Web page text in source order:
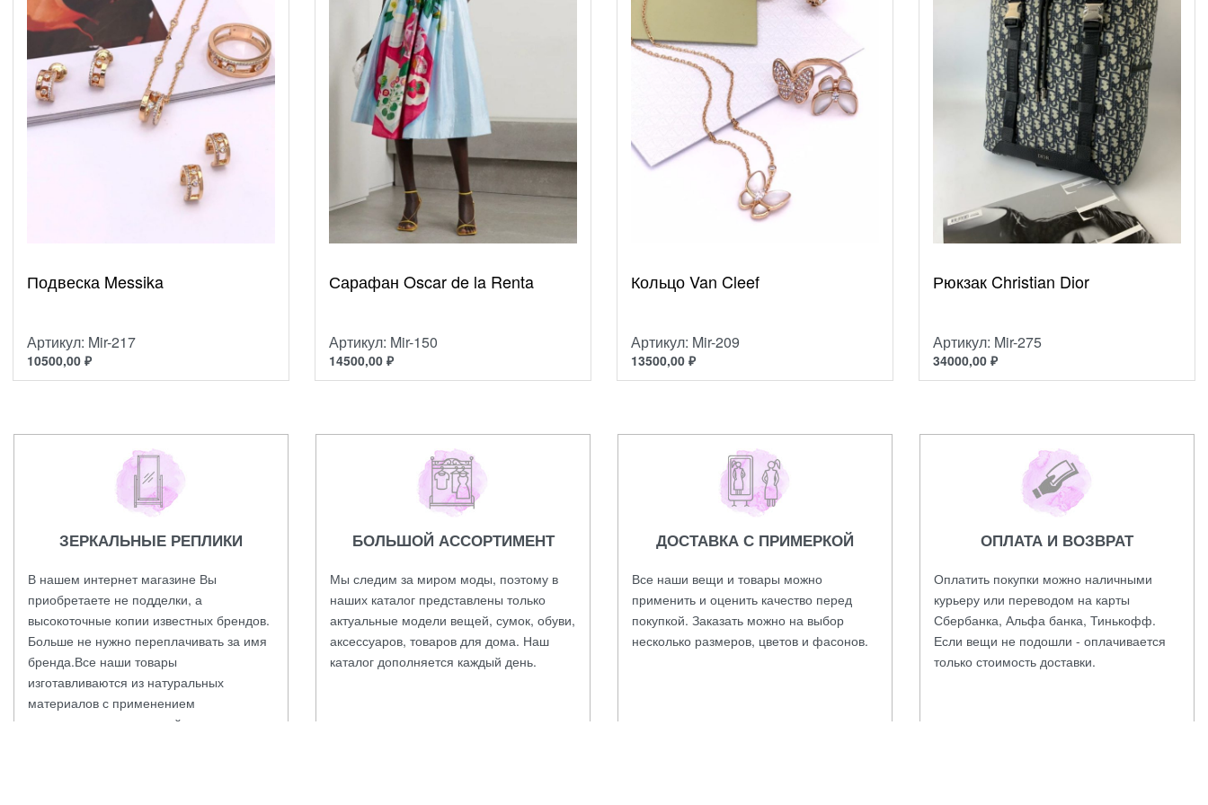
Подвеска Messika
Артикул: Mir-217
10500,00 ₽
Сарафан Oscar de la Renta
Артикул: Mir-150
14500,00 ₽
Кольцо Van Cleef
Артикул: Mir-209
13500,00 ₽
Рюкзак Christian Dior
Артикул: Mir-275
34000,00 ₽
ЗЕРКАЛЬНЫЕ РЕПЛИКИ
В нашем интернет магазине Вы
приобретаете не подделки, а
высокоточные копии известных брендов.
Больше не нужно переплачивать за имя
бренда.Все наши товары
изготавливаются из натуральных
материалов с применением
оригинальных технологий и проходят
БОЛЬШОЙ АССОРТИМЕНТ
Мы следим за миром моды, поэтому в
наших каталог представлены только
актуальные модели вещей, сумок, обуви,
аксессуаров, товаров для дома. Наш
каталог дополняется каждый день.
ДОСТАВКА С ПРИМЕРКОЙ
Все наши вещи и товары можно
применить и оценить качество перед
покупкой. Заказать можно на выбор
несколько размеров, цветов и фасонов.
ОПЛАТА И ВОЗВРАТ
Оплатить покупки можно наличными
курьеру или переводом на карты
Сбербанка, Альфа банка, Тинькофф.
Если вещи не подошли - оплачивается
только стоимость доставки.